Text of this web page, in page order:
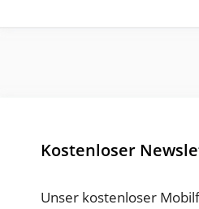
Kostenloser
Unser kostenloser